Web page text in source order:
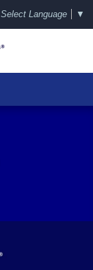
Select Language ▼